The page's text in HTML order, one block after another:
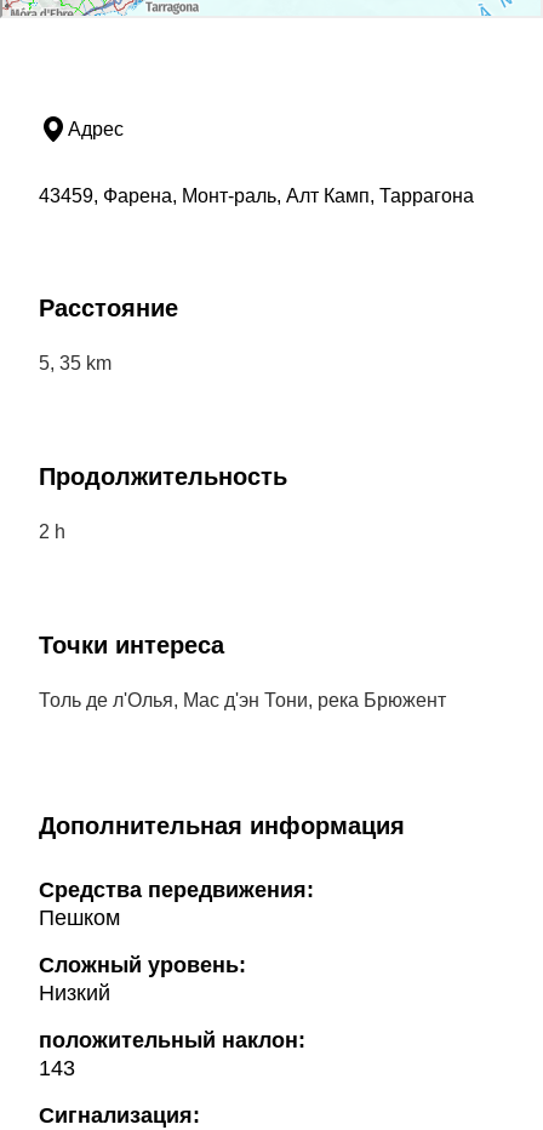
Адрес
43459, Фарена, Монт-раль, Алт Камп, Таррагона
Расстояние
5, 35 km
Продолжительность
2 h
Точки интереса
Толь де л'Олья, Мас д'эн Тони, река Брюжент
Дополнительная информация
Cредства передвижения:
Пешком
Сложный уровень:
Низкий
положительный наклон:
143
Сигнализация: